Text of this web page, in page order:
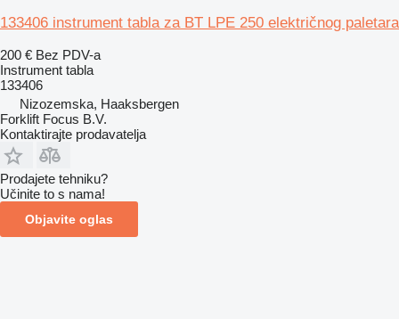
133406 instrument tabla za BT LPE 250 električnog paletara
200 € Bez PDV-a
Instrument tabla
133406
Nizozemska, Haaksbergen
Forklift Focus B.V.
Kontaktirajte prodavatelja
Prodajete tehniku?
Učinite to s nama!
Objavite oglas